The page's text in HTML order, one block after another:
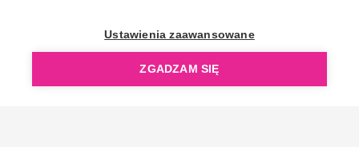
Ustawienia zaawansowane
ZGADZAM SIĘ
OpenGift jest częścią ReflectGroup.